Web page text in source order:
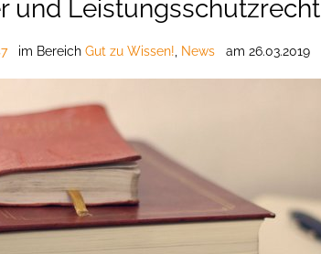
und Leistungsschutzrecht
im Bereich Gut zu Wissen! News am 26.03.2019